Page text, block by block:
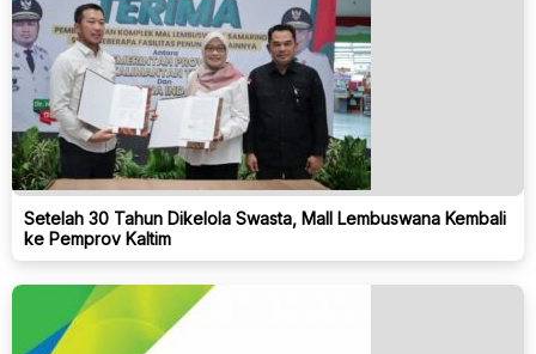
Setelah 30 Tahun Dikelola Swasta, Mall Lembuswana Kembali
ke Pemprov Kaltim